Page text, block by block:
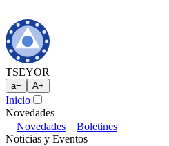
TSEYOR
a− A+
Inicio
Novedades
Novedades
Boletines
Noticias y Eventos